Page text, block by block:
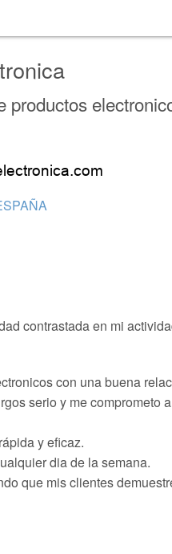
productos
contrastada en mi
con una buena
serio y me comprometo
y eficaz.
dia de la semana.
que mis clientes